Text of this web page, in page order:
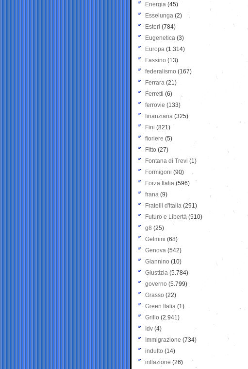
Energia (45)
Esselunga (2)
Esteri (784)
Eugenetica (3)
Europa (1.314)
Fassino (13)
federalismo (167)
Ferrara (21)
Ferretti (6)
ferrovie (133)
finanziaria (325)
Fini (821)
fioriere (5)
Fitto (27)
Fontana di Trevi (1)
Formigoni (90)
Forza Italia (596)
frana (9)
Fratelli d'Italia (291)
Futuro e Libertà (510)
g8 (25)
Gelmini (68)
Genova (542)
Giannino (10)
Giustizia (5.784)
governo (5.799)
Grasso (22)
Green Italia (1)
Grillo (2.941)
Idv (4)
Immigrazione (734)
indulto (14)
inflazione (26)